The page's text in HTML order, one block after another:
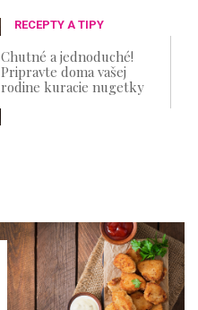
RECEPTY A TIPY
Chutné a jednoduché!
Pripravte doma vašej
rodine kuracie nugetky